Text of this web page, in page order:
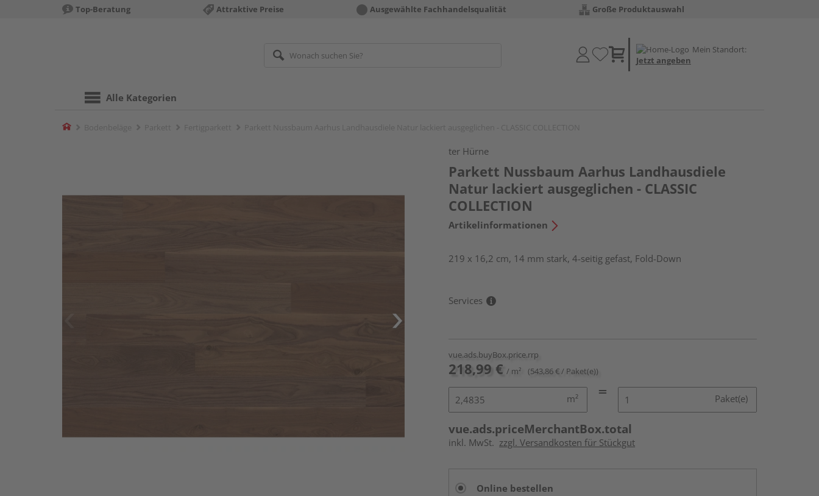
Top-Beratung Attraktive Preise Ausgewählte Fachhandelsqualität Große Produktauswahl
Mein Standort:
Jetzt angeben
Alle Kategorien
Home
ter Hürne
Parkett Nussbaum Aarhus Landhausdiele
Natur lackiert ausgeglichen - CLASSIC
COLLECTION
Artikelinformationen
219 x 16,2 cm, 14 mm stark, 4-seitig gefast, Fold-Down
Services
vue.ads.buyBox.price.rrp
218,99 € / m² (543,86 € / Paket(e))
m² Paket(e)
vue.ads.priceMerchantBox.total
inkl. MwSt. zzgl. Versandkosten für Stückgut
Online bestellen